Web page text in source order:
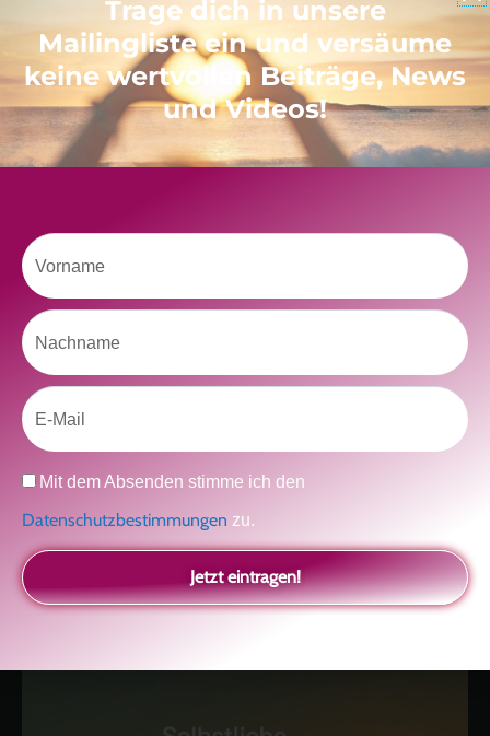
Like uns auf Facebook
akzeptieren und diesen Inhalt zu aktivieren
kolitscher.by.biotic
Selbstliebe, Aussöhnung mit der Kindheit, Potenzial entfalten,
glückliche Beziehung-The Master KeyAsha und Marie-Luise
Trage dich in unsere
Mailingliste ein und versäume
keine wertvollen Beiträge, News
und Videos!
Vorname
Nachname
Email
Datenschutz
Mit dem Absenden stimme ich den
Datenschutzbestimmungen zu.
Jetzt eintragen!